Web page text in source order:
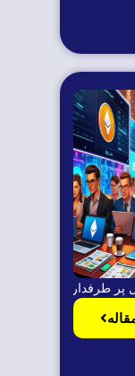
طرفدار در سال ۲۰۲۵